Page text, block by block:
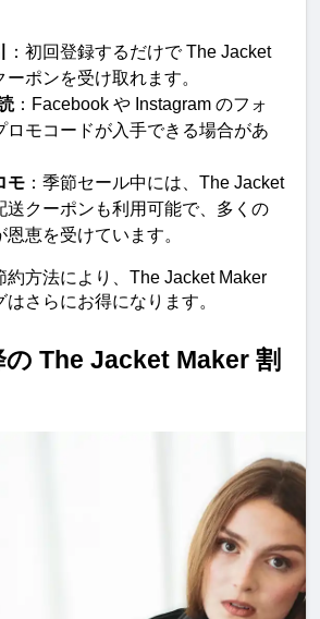
：初回登録するだけで The Jacket
ーポンを受け取れます。
：Facebook や Instagram のフォ
ロモコードが入手できる場合があ
モ ：季節セール中には、The Jacket
送クーポンも利用可能で、多くの
恩恵を受けています。
約方法により、The Jacket Maker
さらにお得になります。
の The Jacket Maker 割